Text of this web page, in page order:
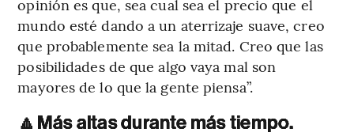
opinión es que, sea cual sea el precio que el
mundo esté dando a un aterrizaje suave, creo
que probablemente sea la mitad. Creo que las
posibilidades de que algo vaya mal son
mayores de lo que la gente piensa”.
🔼 Más altas durante más tiempo.